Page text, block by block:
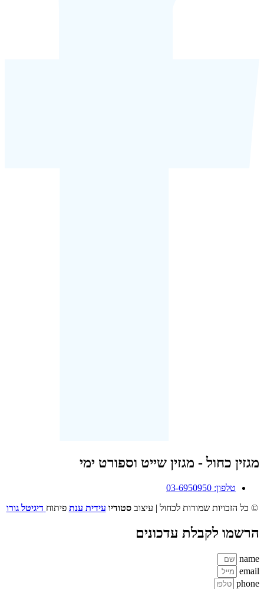
מגזין כחול - מגזין שייט וספורט ימי
טלפון: 03-6950950
© כל הזכויות שמורות לכחול | עיצובסטודיו עידית ענת פיתוח דיגיטל גורו
הרשמו לקבלת עדכונים
name
email
phone